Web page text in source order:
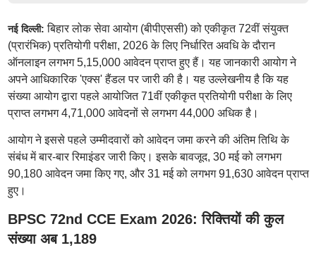
नई दिल्ली:बिहार लोक सेवा आयोग (बीपीएससी) को एकीकृत 72वीं संयुक्त
(प्रारंभिक) प्रतियोगी परीक्षा, 2026 के लिए निर्धारित अवधि के दौरान
ऑनलाइन लगभग 5,15,000 आवेदन प्राप्त हुए हैं। यह जानकारी आयोग ने
अपने आधिकारिक 'एक्स' हैंडल पर जारी की है। यह उल्लेखनीय है कि यह
संख्या आयोग द्वारा पहले आयोजित 71वीं एकीकृत प्रतियोगी परीक्षा के लिए
प्राप्त लगभग 4,71,000 आवेदनों से लगभग 44,000 अधिक है।
आयोग ने इससे पहले उम्मीदवारों को आवेदन जमा करने की अंतिम तिथि के
संबंध में बार-बार रिमाइंडर जारी किए। इसके बावजूद, 30 मई को लगभग
90,180 आवेदन जमा किए गए, और 31 मई को लगभग 91,630 आवेदन प्राप्त
हुए।
BPSC 72nd CCE Exam 2026: रिक्तियों की कुल
संख्या अब 1,189